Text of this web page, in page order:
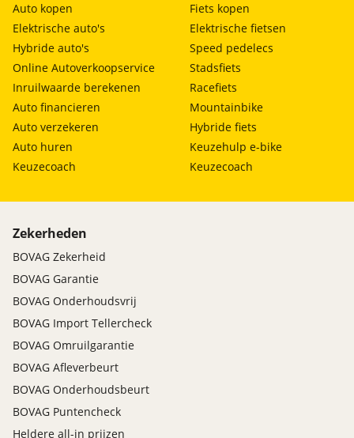
Auto kopen
Elektrische auto's
Hybride auto's
Online Autoverkoopservice
Inruilwaarde berekenen
Auto financieren
Auto verzekeren
Auto huren
Keuzecoach
Fiets kopen
Elektrische fietsen
Speed pedelecs
Stadsfiets
Racefiets
Mountainbike
Hybride fiets
Keuzehulp e-bike
Keuzecoach
Zekerheden
BOVAG Zekerheid
BOVAG Garantie
BOVAG Onderhoudsvrij
BOVAG Import Tellercheck
BOVAG Omruilgarantie
BOVAG Afleverbeurt
BOVAG Onderhoudsbeurt
BOVAG Puntencheck
Heldere all-in prijzen